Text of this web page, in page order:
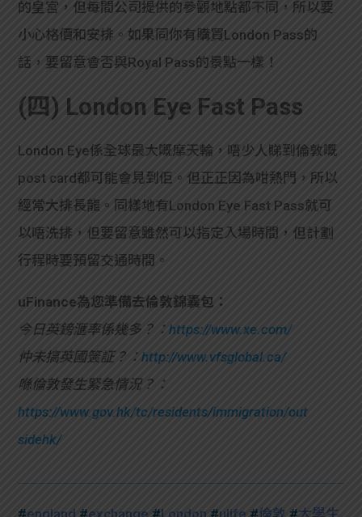
的皇宮，但每間公司提供的參觀地點都不同，所以要
小心格價和安排。如果同你有購買London Pass的
話，要留意會否與Royal Pass的景點一樣！
(四) London Eye Fast Pass
London Eye係全球最大嘅摩天輪，唔少人睇到倫敦嘅
post card都可能會見到佢。但正正因為咁熱門，所以
經常大排長龍。同樣地有London Eye Fast Pass就可
以唔洗排，但要留意雖然可以指定入場時間，但計劃
行程時要預留交通時間。
uFinance為您準備去倫敦錦囊包：
今日英鎊滙率係幾多？：https://www.xe.com/
仲未搞英國簽証？：http://www.vfsglobal.ca/
喺倫敦發生緊急情況？：
https://www.gov.hk/tc/residents/immigration/out
sidehk/
#england #exchange #London #ulife #倫敦 #大學生